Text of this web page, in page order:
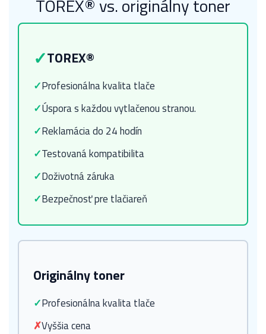
TOREX® vs. originálny toner
✓TOREX®
✓Profesionálna kvalita tlače
✓Úspora s každou vytlačenou stranou.
✓Reklamácia do 24 hodín
✓Testovaná kompatibilita
✓Doživotná záruka
✓Bezpečnosť pre tlačiareň
Originálny toner
✓Profesionálna kvalita tlače
✗Vyššia cena